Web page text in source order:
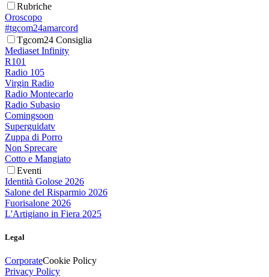
Rubriche
Oroscopo
#tgcom24amarcord
Tgcom24 Consiglia
Mediaset Infinity
R101
Radio 105
Virgin Radio
Radio Montecarlo
Radio Subasio
Comingsoon
Superguidatv
Zuppa di Porro
Non Sprecare
Cotto e Mangiato
Eventi
Identità Golose 2026
Salone del Risparmio 2026
Fuorisalone 2026
L'Artigiano in Fiera 2025
Legal
CorporateCookie Policy
Privacy Policy